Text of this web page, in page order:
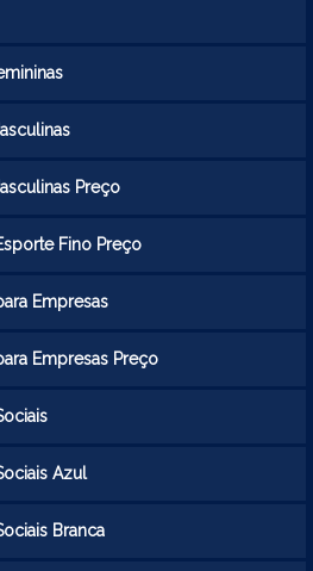
Preço
Fino Preço
Empresas
Empresas Preço
Azul
Branca